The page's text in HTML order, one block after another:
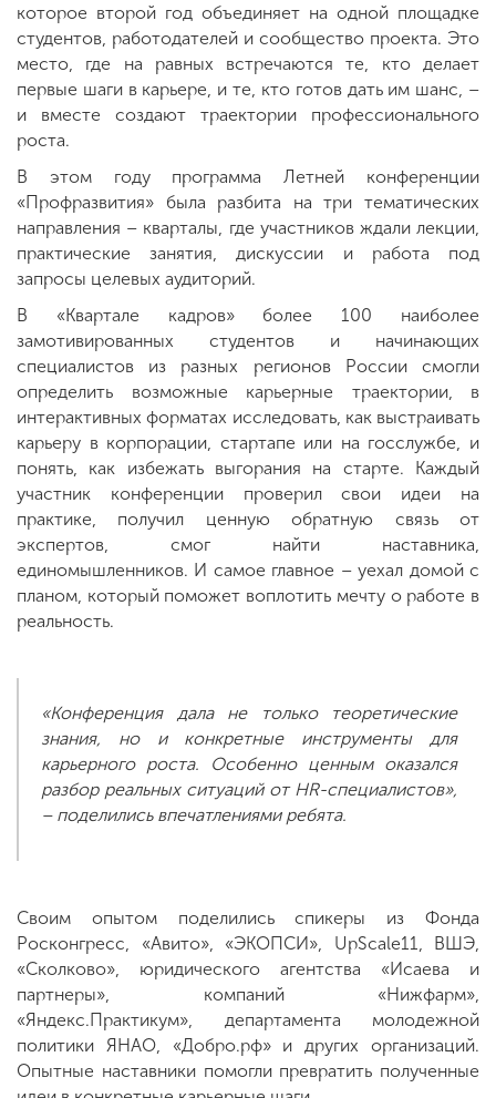
которое второй год объединяет на одной площадке
студентов, работодателей и сообщество проекта. Это
место, где на равных встречаются те, кто делает
первые шаги в карьере, и те, кто готов дать им шанс, –
и вместе создают траектории профессионального
роста.
В этом году программа Летней конференции
«Профразвития» была разбита на три тематических
направления – кварталы, где участников ждали лекции,
практические занятия, дискуссии и работа под
запросы целевых аудиторий.
В «Квартале кадров» более 100 наиболее
замотивированных студентов и начинающих
специалистов из разных регионов России смогли
определить возможные карьерные траектории, в
интерактивных форматах исследовать, как выстраивать
карьеру в корпорации, стартапе или на госслужбе, и
понять, как избежать выгорания на старте. Каждый
участник конференции проверил свои идеи на
практике, получил ценную обратную связь от
экспертов, смог найти наставника,
единомышленников. И самое главное – уехал домой с
планом, который поможет воплотить мечту о работе в
реальность.
«Конференция дала не только теоретические
знания, но и конкретные инструменты для
карьерного роста. Особенно ценным оказался
разбор реальных ситуаций от HR-специалистов»,
– поделились впечатлениями ребята.
Своим опытом поделились спикеры из Фонда
Росконгресс, «Авито», «ЭКОПСИ», UpScale11, ВШЭ,
«Сколково», юридического агентства «Исаева и
партнеры», компаний «Нижфарм»,
«Яндекс.Практикум», департамента молодежной
политики ЯНАО, «Добро.рф» и других организаций.
Опытные наставники помогли превратить полученные